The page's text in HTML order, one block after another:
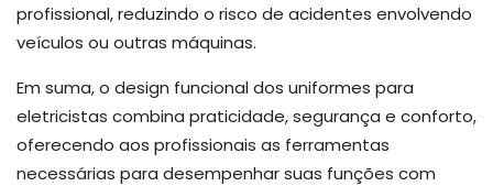
profissional, reduzindo o risco de acidentes envolvendo
veículos ou outras máquinas.
Em suma, o design funcional dos uniformes para
eletricistas combina praticidade, segurança e conforto,
oferecendo aos profissionais as ferramentas
necessárias para desempenhar suas funções com